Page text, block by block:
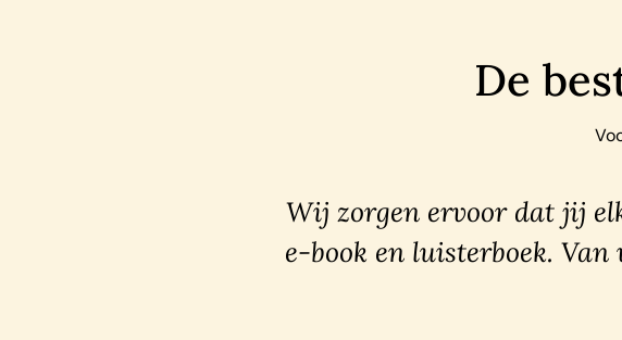
De
Wij zorgen ervoor dat jij
e-book en luisterboek.